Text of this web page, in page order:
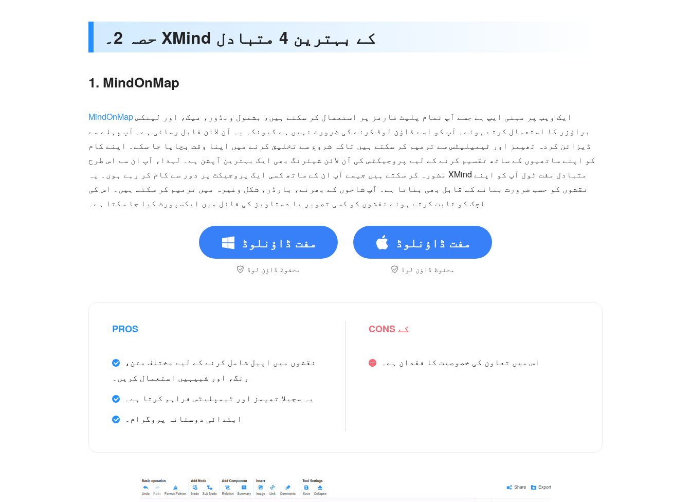
حصہ 2۔ XMind کے بہترین 4 متبادل
1. MindOnMap
MindOnMap
براؤزر کا استعمال کرتے ہوئے۔ آپ کو اسے ڈاؤن لوڈ کرنے کی ضرورت نہیں ہے کیونکہ یہ آن لائن قابل رسائی ہے۔ آپ پہلے سے
ڈیزائن کردہ تھیمز اور ٹیمپلیٹس سے ترمیم کر سکتے ہیں تاکہ شروع سے تخلیق کرنے میں اپنا وقت بچایا جا سکے۔ اپنے کام
کو اپنے ساتھیوں کے ساتھ تقسیم کرنے کے لیے پروجیکٹس کی آن لائن شیئرنگ بھی ایک بہترین آپشن ہے۔ لہذا، آپ ان سے اس طرح
مشورہ کر سکتے ہیں جیسے آپ ان کے ساتھ کسی ایک پروجیکٹ پر دور سے کام کر رہے ہوں۔ یہ XMind متبادل مفت ٹول آپ کو اپنے
نقشوں کو حسب ضرورت بنانے کے قابل بھی بناتا ہے۔ آپ شاخوں کے بھرنے، بارڈر، شکل وغیرہ میں ترمیم کر سکتے ہیں۔ اس کی
لچک کو ثابت کرتے ہوئے نقشوں کو کسی تصویر یا دستاویز کی فائل میں ایکسپورٹ کیا جا سکتا ہے۔
مفت ڈاؤنلوڈ
محفوظ ڈاؤن لوڈ
مفت ڈاؤنلوڈ
محفوظ ڈاؤن لوڈ
PROS
نقشوں میں اپیل شامل کرنے کے لیے مختلف متن،
رنگ، اور شبیہیں استعمال کریں۔
یہ سجیلا تھیمز اور ٹیمپلیٹس فراہم کرتا ہے۔
ابتدائی دوستانہ پروگرام۔
CONS کے
اس میں تعاون کی خصوصیت کا فقدان ہے۔